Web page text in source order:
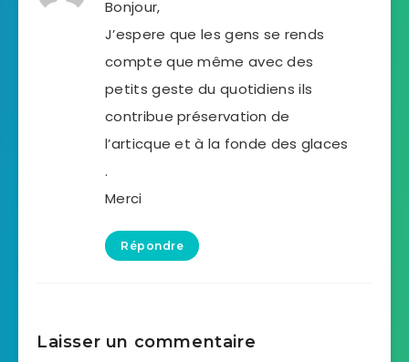
Bonjour,
J’espere que les gens se rends
compte que même avec des
petits geste du quotidiens ils
contribue préservation de
l’articque et à la fonde des glaces
.
Merci
Répondre
Laisser un commentaire